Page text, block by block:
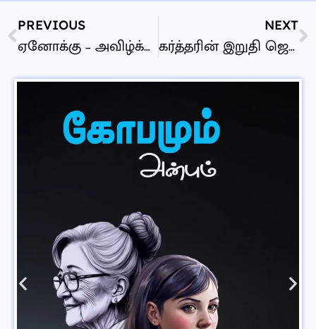
PREVIOUS
ஏனோக்கு – அவிழ்க்கப்பட்ட இரகசியம்
NEXT
கர்த்தரின் இறுதி ஜெபங்களிலிருந்து நமக்கான பாடங்கள்